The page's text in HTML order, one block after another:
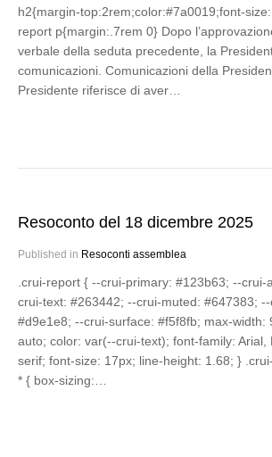
h2{margin-top:2rem;color:#7a0019;font-
report p{margin:.7rem 0} Dopo
verbale della seduta precedente, la
comunicazioni. Comunicazioni della
Presidente riferisce di aver…
Resoconto del 18 dicembre 2025
Published in Resoconti assemblea
.crui-report { --crui-primary: #123b63; --crui-
crui-text: #263442; --crui-muted: #647383;
#d9e1e8; --crui-surface: #f5f8fb; max-width:
auto; color: var(--crui-text); font-family: Arial,
serif; font-size: 17px; line-height: 1.68; }
* { box-sizing:…